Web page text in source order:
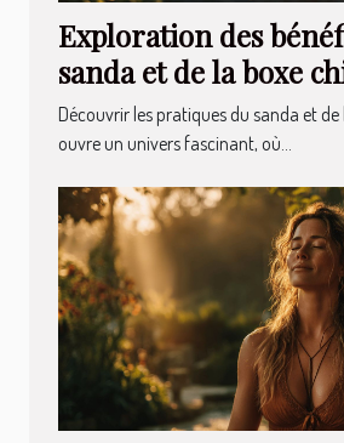
Exploration des
sanda et de la boxe
pour la santé mentale
Découvrir les pratiques du sanda et
ouvre un univers fascinant, où...